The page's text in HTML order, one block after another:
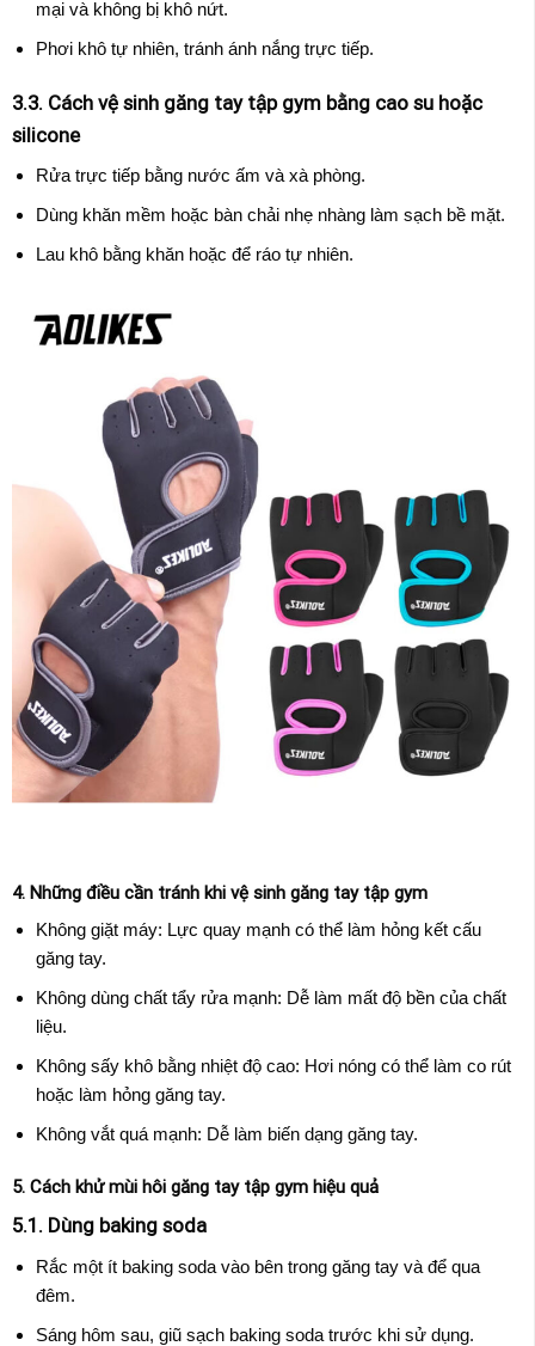
mại và không bị khô nứt.
Phơi khô tự nhiên, tránh ánh nắng trực tiếp.
3.3. Cách vệ sinh găng tay tập gym bằng cao su hoặc
silicone
Rửa trực tiếp bằng nước ấm và xà phòng.
Dùng khăn mềm hoặc bàn chải nhẹ nhàng làm sạch bề mặt.
Lau khô bằng khăn hoặc để ráo tự nhiên.
4. Những điều cần tránh khi vệ sinh găng tay tập gym
Không giặt máy: Lực quay mạnh có thể làm hỏng kết cấu
găng tay.
Không dùng chất tẩy rửa mạnh: Dễ làm mất độ bền của chất
liệu.
Không sấy khô bằng nhiệt độ cao: Hơi nóng có thể làm co rút
hoặc làm hỏng găng tay.
Không vắt quá mạnh: Dễ làm biến dạng găng tay.
5. Cách khử mùi hôi găng tay tập gym hiệu quả
5.1. Dùng baking soda
Rắc một ít baking soda vào bên trong găng tay và để qua
đêm.
Sáng hôm sau, giũ sạch baking soda trước khi sử dụng.